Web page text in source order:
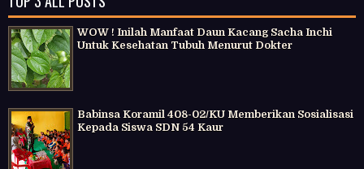
WOW ! Inilah Manfaat Daun Kacang Sacha Inchi
Untuk Kesehatan Tubuh Menurut Dokter
Babinsa Koramil 408-02/KU Memberikan Sosialisasi
Kepada Siswa SDN 54 Kaur